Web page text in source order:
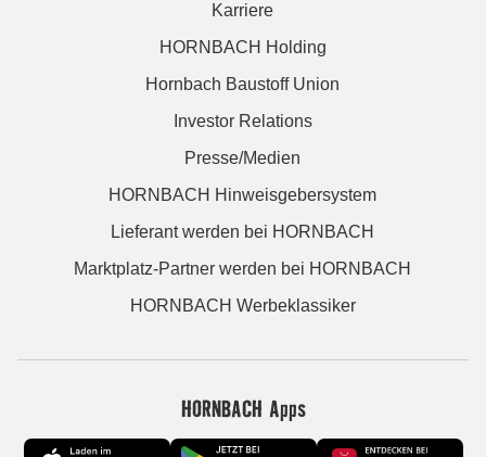
Karriere
HORNBACH Holding
Hornbach Baustoff Union
Investor Relations
Presse/Medien
HORNBACH Hinweisgebersystem
Lieferant werden bei HORNBACH
Marktplatz-Partner werden bei HORNBACH
HORNBACH Werbeklassiker
HORNBACH Apps